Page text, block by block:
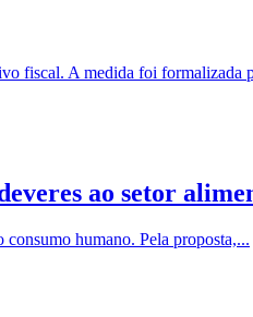
fiscal. A medida foi formalizada
ao setor
humano. Pela proposta,...